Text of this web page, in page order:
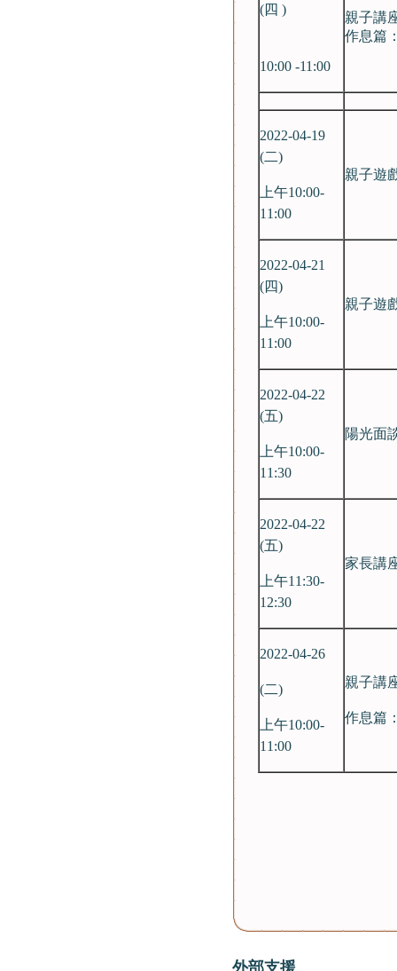
(四 )
10:00 -11:00
親子講
作息篇
2022-04-19
(二)
上午10:00-
11:00
親子遊
2022-04-21
(四)
上午10:00-
11:00
親子遊
2022-04-22
(五)
上午10:00-
11:30
陽光面
2022-04-22
(五)
上午11:30-
12:30
家長講
2022-04-26
(二)
上午10:00-
11:00
親子講
作息篇
外部支援